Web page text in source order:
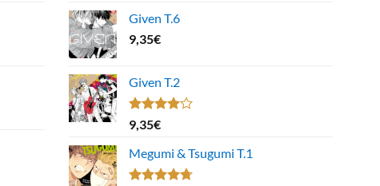
Given T.6
9,35€
Given T.2
Note
4.00
5
9,35€
Megumi & Tsugumi T.1